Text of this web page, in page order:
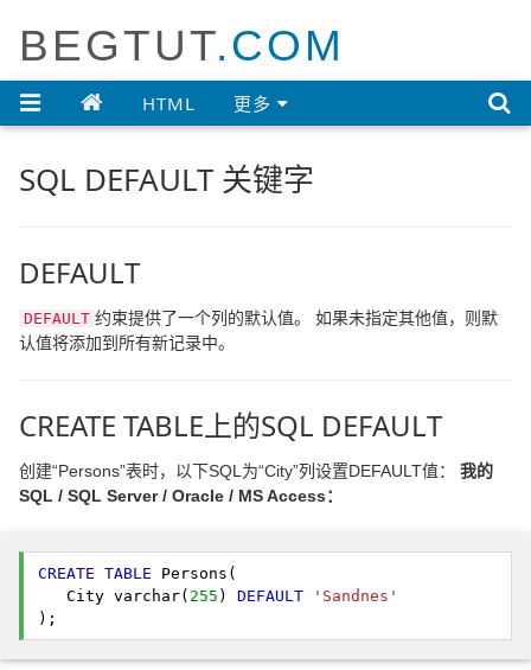
BEGTUT.COM
HTML 更多 
SQL DEFAULT 关键字
DEFAULT
DEFAULT 约束提供了一个列的默认值。 如果未指定其他值，则默
认值将添加到所有新记录中。
CREATE TABLE上的SQL DEFAULT
创建“Persons”表时，以下SQL为“City”列设置DEFAULT值： 我的
SQL / SQL Server / Oracle / MS Access：
CREATE TABLE Persons(
City varchar( 255 ) DEFAULT
'Sandnes'
);